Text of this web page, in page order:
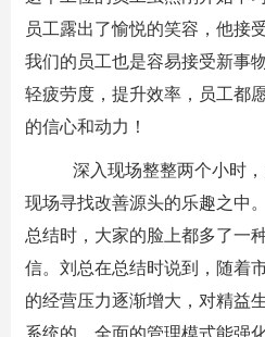
员工露出了愉悦的笑容，他接
我们的员工也是容易接受新事
轻疲劳度，提升效率，员工都
的信心和动力！
深入现场整整两个小时
现场寻找改善源头的乐趣之中
总结时，大家的脸上都多了一
信。刘总在总结时说到，随着
的经营压力逐渐增大，对精益
系统的、全面的管理模式能强